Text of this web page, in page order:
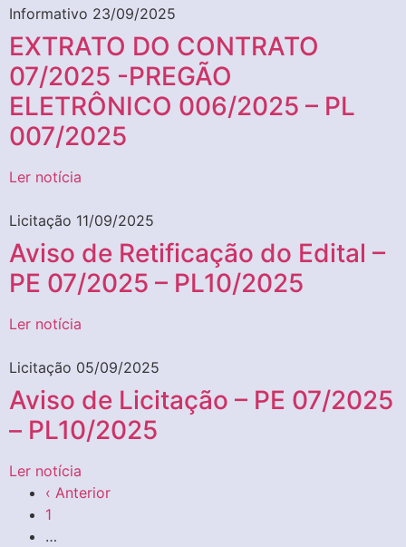
Informativo 23/09/2025
EXTRATO DO CONTRATO
07/2025 -PREGÃO
ELETRÔNICO 006/2025 – PL
007/2025
Ler notícia
Licitação 11/09/2025
Aviso de Retificação do Edital –
PE 07/2025 – PL10/2025
Ler notícia
Licitação 05/09/2025
Aviso de Licitação – PE 07/2025
– PL10/2025
Ler notícia
‹ Anterior
1
…